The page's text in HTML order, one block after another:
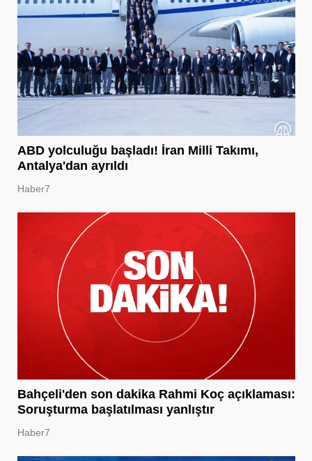
ABD yolculuğu başladı! İran Milli Takımı,
Antalya'dan ayrıldı
Haber7
Bahçeli'den son dakika Rahmi Koç açıklaması:
Soruşturma başlatılması yanlıştır
Haber7